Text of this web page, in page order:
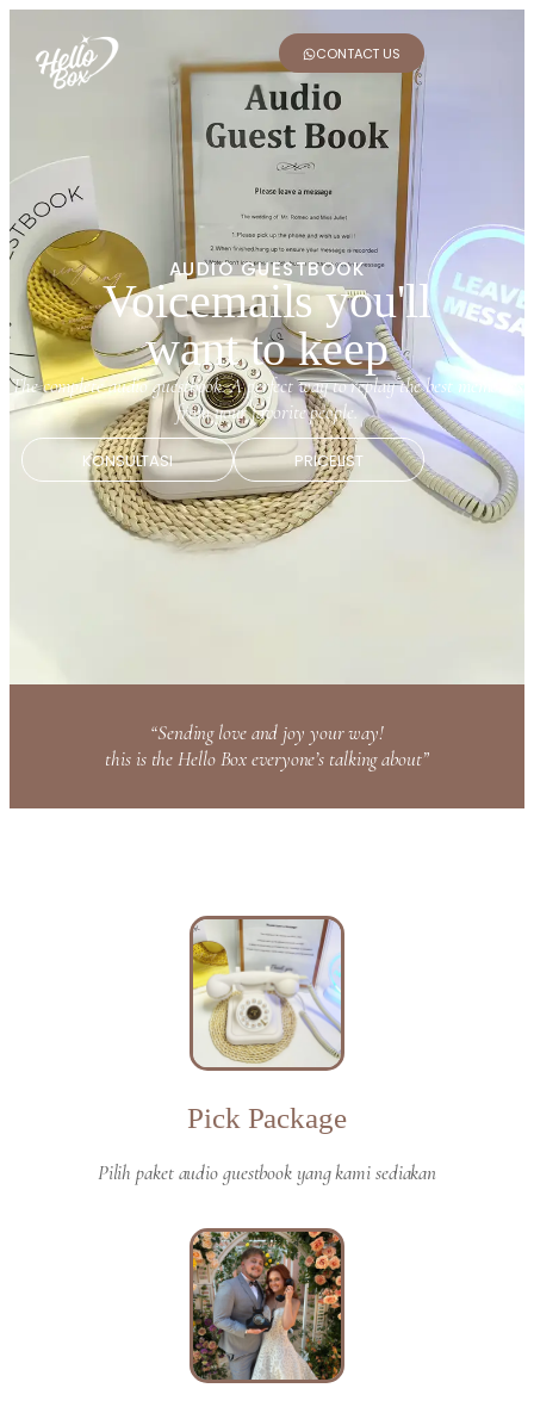
CONTACT US
AUDIO GUESTBOOK
Voicemails you'll
want to keep
The complete audio guestbook. A perfect way to replay the best memories
from your favorite people.
KONSULTASI PRICELIST
“Sending love and joy your way!
this is the Hello Box everyone’s talking about”
Pick Package
Pilih paket audio guestbook yang kami sediakan